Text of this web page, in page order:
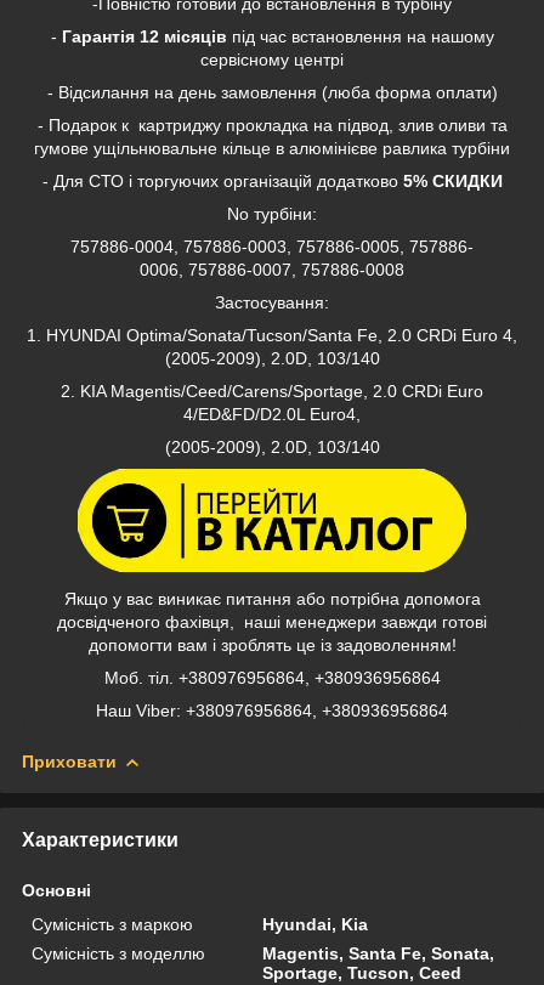
- Гарантія 12 місяців під час встановлення на нашому
сервісному центрі
- Відсилання на день замовлення (люба форма оплати)
- Подарок к картриджу прокладка на підвод, злив оливи та
гумове ущільнювальне кільце в алюмінієве равлика турбіни
- Для СТО і торгуючих організацій додатково 5% СКИДКИ
No турбіни:
757886-0004, 757886-0003, 757886-0005, 757886-
0006, 757886-0007, 757886-0008
Застосування:
1. HYUNDAI Optima/Sonata/Tucson/Santa Fe, 2.0 CRDi Euro 4,
(2005-2009), 2.0D, 103/140
2. KIA Magentis/Ceed/Carens/Sportage, 2.0 CRDi Euro
4/ED&FD/D2.0L Euro4,
(2005-2009), 2.0D, 103/140
Якщо у вас виникає питання або потрібна допомога
досвідченого фахівця, наші менеджери завжди готові
допомогти вам і зроблять це із задоволенням!
Моб. тіл. +380976956864, +380936956864
Наш Viber: +380976956864, +380936956864
Приховати
Характеристики
Основні
Сумісність з маркою
Hyundai, Kia
Сумісність з моделлю
Magentis, Santa Fe, Sonata,
Sportage, Tucson, Ceed